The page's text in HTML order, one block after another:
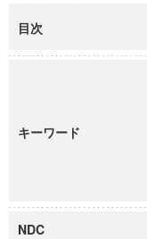
目次
キーワード
NDC